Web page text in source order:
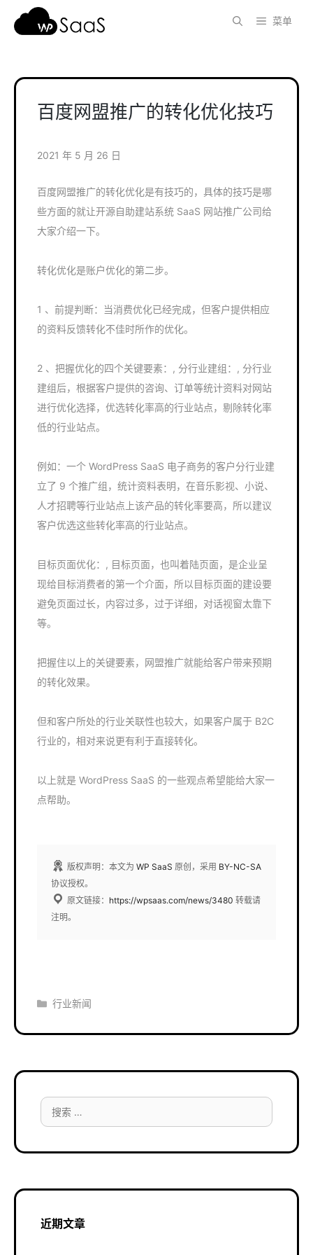
菜单
百度网盟推广的转化优化技巧
2021 年 5 月 26 日
百度网盟推广的转化优化是有技巧的，具体的技巧是哪
些方面的就让开源自助建站系统 SaaS 网站推广公司给
大家介绍一下。
转化优化是账户优化的第二步。
1 、前提判断：当消费优化已经完成，但客户提供相应
的资料反馈转化不佳时所作的优化。
2 、把握优化的四个关键要素：, 分行业建组：, 分行业
建组后，根据客户提供的咨询、订单等统计资料对网站
进行优化选择，优选转化率高的行业站点，剔除转化率
低的行业站点。
例如：一个 WordPress SaaS 电子商务的客户分行业建
立了 9 个推广组，统计资料表明，在音乐影视、小说、
人才招聘等行业站点上该产品的转化率要高，所以建议
客户优选这些转化率高的行业站点。
目标页面优化：, 目标页面，也叫着陆页面，是企业呈
现给目标消费者的第一个介面，所以目标页面的建设要
避免页面过长，内容过多，过于详细，对话视窗太靠下
等。
把握住以上的关键要素，网盟推广就能给客户带来预期
的转化效果。
但和客户所处的行业关联性也较大，如果客户属于 B2C
行业的，相对来说更有利于直接转化。
以上就是 WordPress SaaS 的一些观点希望能给大家一
点帮助。
版权声明：本文为 WP SaaS 原创，采用 BY-NC-SA
协议授权。
原文链接： https://wpsaas.com/news/3480 转载请
注明。
分
行业新闻
搜
索：
近期文章